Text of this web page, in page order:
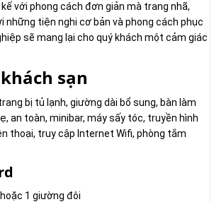
với phong cách đơn giản mà trang nhã,
những tiện nghi cơ bản và phong cách phục
sẽ mang lại cho quý khách một cảm giác
sạn
bị tủ lạnh, giường dài bổ sung, bàn làm
an toàn, minibar, máy sấy tóc, truyền hình
thoại, truy cập Internet Wifi, phòng tắm
1 giường đôi